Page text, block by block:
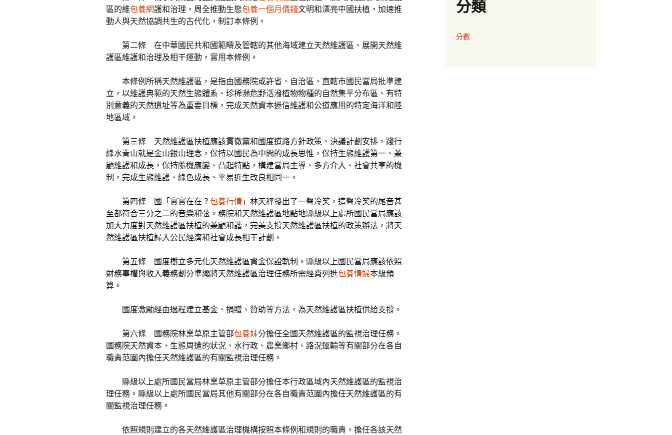
區的維包養網護和治理，周全推動生態包養一個月價錢文明和漂亮中國扶植，加速推
動人與天然協調共生的古代化，制訂本條例。
第二條 在中華國民共和國範疇及管轄的其他海域建立天然維護區、展開天然維
護區維護和治理及相干運動，實用本條例。
本條例所稱天然維護區，是指由國務院或許省、自治區、直轄市國民當局批準建
立，以維護典範的天然生態體系、珍稀瀕危野活潑植物物種的自然集平分布區、有特
別意義的天然遺址等為重要目標，完成天然資本迷信維護和公道應用的特定海洋和陸
地區域。
第三條 天然維護區扶植應該貫徹黨和國度道路方針政策、決議計劃安排，踐行
綠水青山就是金山銀山理念，保持以國民為中間的成長思惟，保持生態維護第一、兼
顧維護和成長，保持隨機應變、凸起特點，構建當局主導、多方介入、社會共享的機
制，完成生態維護、綠色成長、平易近生改良相同一。
第四條 國「實實在在？ 包養行情 」林天秤發出了一聲冷笑，這聲冷笑的尾音甚
至都符合三分之二的音樂和弦。務院和天然維護區地點地縣級以上處所國民當局應該
加大力度對天然維護區扶植的兼顧和諧，完美支撐天然維護區扶植的政策辦法，將天
然維護區扶植歸入公民經濟和社會成長相干計劃。
第五條 國度樹立多元化天然維護區資金保證軌制。縣級以上國民當局應該依照
財務事權與收入義務劃分準繩將天然維護區治理任務所需經費列進包養情婦本級預
算。
國度激勵經由過程建立基金、捐贈、贊助等方法，為天然維護區扶植供給支撐。
第六條 國務院林業草原主管部包養妹分擔任全國天然維護區的監視治理任務。
國務院天然資本、生態周遭的狀況、水行政、農業鄉村、路況運輸等有關部分在各自
職責范圍內擔任天然維護區的有關監視治理任務。
縣級以上處所國民當局林業草原主管部分擔任本行政區域內天然維護區的監視治
理任務。縣級以上處所國民當局其他有關部分在各自職責范圍內擔任天然維護區的有
關監視治理任務。
依照規則建立的各天然維護區治理機構按照本條例和規則的職責，擔任各該天然
分類
分數